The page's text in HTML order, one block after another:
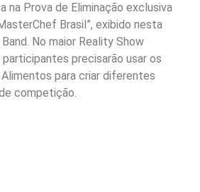
na Prova de Eliminação exclusiva
Brasil”, exibido nesta
No maior Reality Show
participantes precisarão usar os
para criar diferentes
competição.